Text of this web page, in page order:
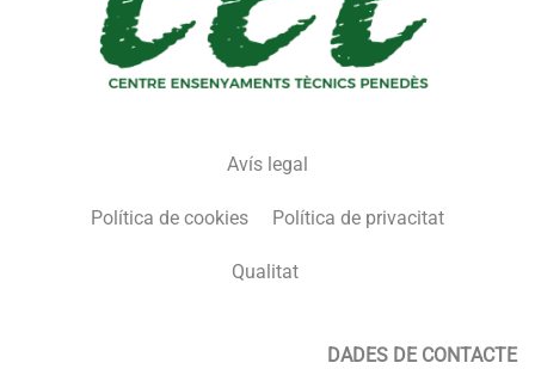
Avís legal
Política de cookies Política de privacitat
Qualitat
DADES DE CONTACTE